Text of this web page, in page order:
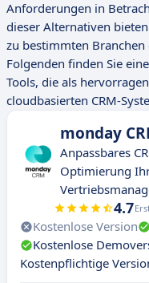
Anforderungen in
dieser Alternativen
zu bestimmten
Folgenden finden Sie
Tools, die als
cloudbasierten CRM-
monday
Anpassbares
Optimierung
4.7
Kostenlose Version
Kostenlose
Kostenpflichtige